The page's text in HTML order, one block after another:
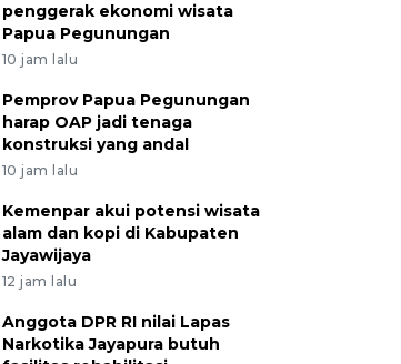
penggerak ekonomi wisata
Papua Pegunungan
10 jam lalu
Pemprov Papua Pegunungan
harap OAP jadi tenaga
konstruksi yang andal
10 jam lalu
Kemenpar akui potensi wisata
alam dan kopi di Kabupaten
Jayawijaya
12 jam lalu
Anggota DPR RI nilai Lapas
Narkotika Jayapura butuh